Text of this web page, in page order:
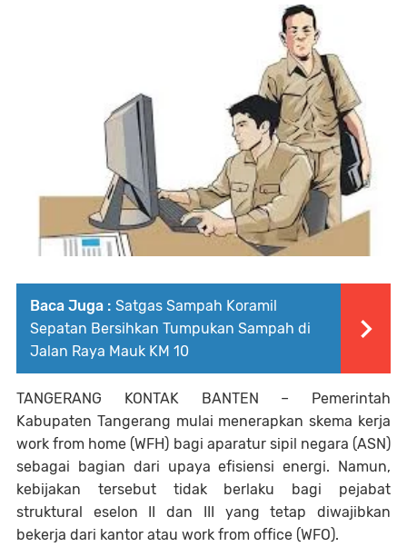
Baca Juga : Satgas Sampah Koramil
Sepatan Bersihkan Tumpukan Sampah di
Jalan Raya Mauk KM 10
TANGERANG KONTAK BANTEN – Pemerintah
Kabupaten Tangerang mulai menerapkan skema kerja
work from home (WFH) bagi aparatur sipil negara (ASN)
sebagai bagian dari upaya efisiensi energi. Namun,
kebijakan tersebut tidak berlaku bagi pejabat
struktural eselon II dan III yang tetap diwajibkan
bekerja dari kantor atau work from office (WFO).